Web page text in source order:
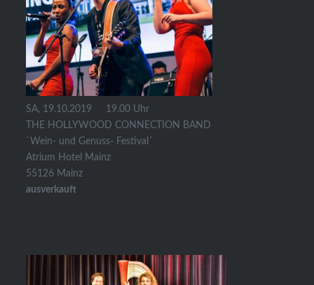
SA, 19.10.2019 19.00 Uhr
THE HOLLYWOOD CONNECTION BAND
`Wein- und Genuss- Festival´
Atrium Hotel Mainz
55126 Mainz
ausverkauft